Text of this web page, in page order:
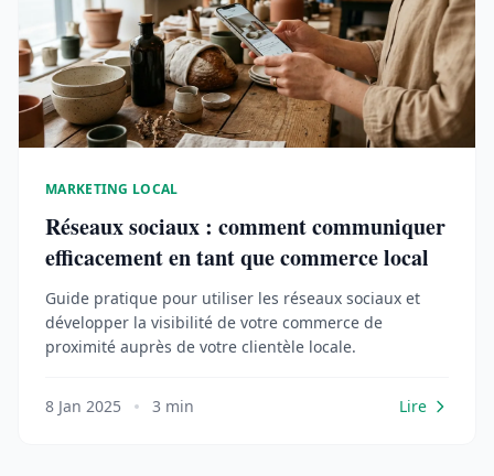
MARKETING LOCAL
Réseaux sociaux : comment communiquer
efficacement en tant que commerce local
Guide pratique pour utiliser les réseaux sociaux et
développer la visibilité de votre commerce de
proximité auprès de votre clientèle locale.
8 Jan 2025 3 min Lire